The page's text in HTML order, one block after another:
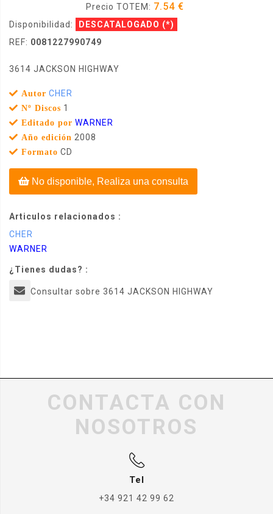
Precio TOTEM: 7.54 €
Disponibilidad: DESCATALOGADO (*)
REF: 0081227990749
3614 JACKSON HIGHWAY
Autor CHER
Nº Discos 1
Editado por WARNER
Año edición 2008
Formato CD
No disponible, Realiza una consulta
Articulos relacionados :
CHER
WARNER
¿Tienes dudas? :
Consultar sobre 3614 JACKSON HIGHWAY
CONTACTA CON
NOSOTROS
Tel
+34 921 42 99 62